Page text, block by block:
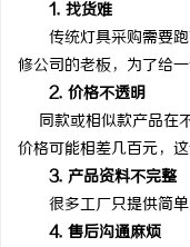
1. 找货难
传统灯具采购需要跑
修公司的老板，为了给
2. 价格不透明
同款或相似款产品在
价格可能相差几百元，
3. 产品资料不完整
很多工厂只提供简单
4. 售后沟通麻烦